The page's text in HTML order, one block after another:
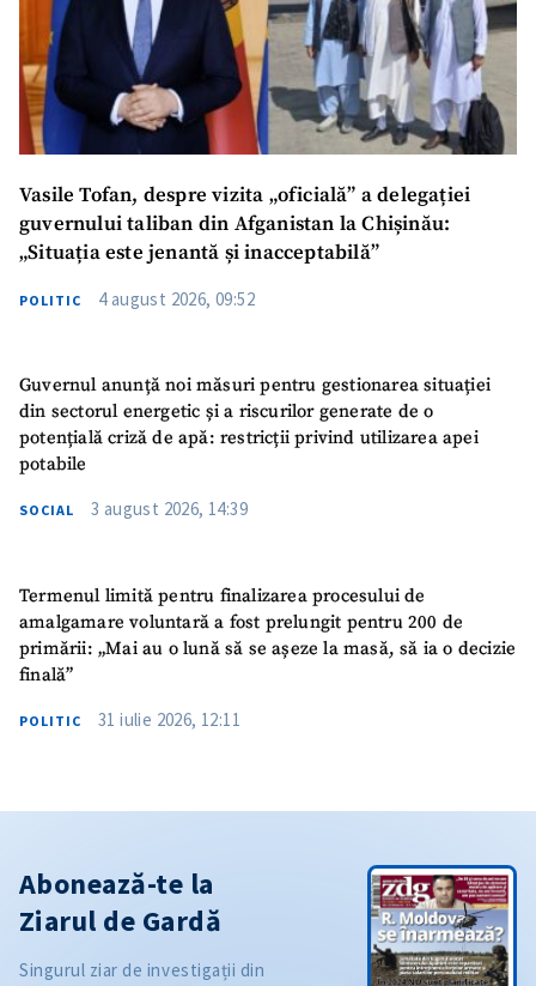
Vasile Tofan, despre vizita „oficială” a delegației
guvernului taliban din Afganistan la Chișinău:
„Situația este jenantă și inacceptabilă”
POLITIC 4 august 2026, 09:52
Guvernul anunță noi măsuri pentru gestionarea situației
din sectorul energetic și a riscurilor generate de o
potențială criză de apă: restricții privind utilizarea apei
potabile
SOCIAL 3 august 2026, 14:39
Termenul limită pentru finalizarea procesului de
amalgamare voluntară a fost prelungit pentru 200 de
primării: „Mai au o lună să se așeze la masă, să ia o decizie
finală”
POLITIC 31 iulie 2026, 12:11
Abonează-te la
Ziarul de Gardă
Singurul ziar de investigații din